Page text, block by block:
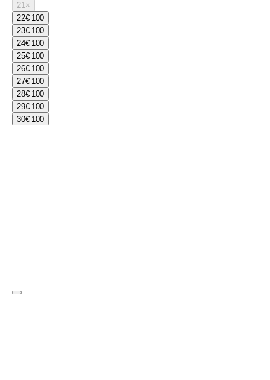
21×
22€ 100
23€ 100
24€ 100
25€ 100
26€ 100
27€ 100
28€ 100
29€ 100
30€ 100